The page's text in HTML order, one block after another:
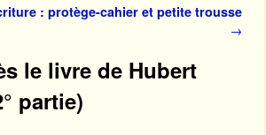
: protège-cahier et petite trousse
→
le livre de Hubert
partie)